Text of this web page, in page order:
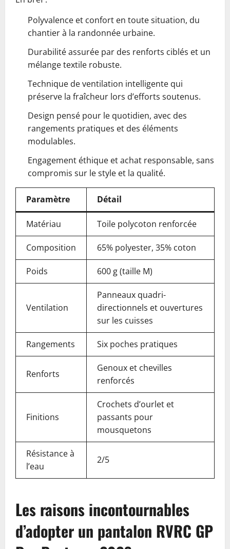
Polyvalence et confort en toute situation, du
chantier à la randonnée urbaine.
Durabilité assurée par des renforts ciblés et un
mélange textile robuste.
Technique de ventilation intelligente qui
préserve la fraîcheur lors d’efforts soutenus.
Design pensé pour le quotidien, avec des
rangements pratiques et des éléments
modulables.
Engagement éthique et achat responsable, sans
compromis sur le style et la qualité.
Paramètre Détail
Matériau Toile polycoton renforcée
Composition 65% polyester, 35% coton
Poids 600 g (taille M)
Ventilation
Panneaux quadri-
directionnels et ouvertures
sur les cuisses
Rangements Six poches pratiques
Renforts
Genoux et chevilles
renforcés
Finitions
Crochets d’ourlet et
passants pour
mousquetons
Résistance à
l’eau
2/5
Les raisons incontournables
d’adopter un pantalon RVRC GP